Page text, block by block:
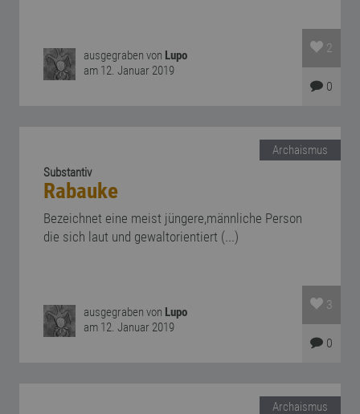
ausgegraben von Lupo
am 12. Januar 2019
2
0
Archaismus
Substantiv
Rabauke
Bezeichnet eine meist jüngere,männliche Person
die sich laut und gewaltorientiert (...)
ausgegraben von Lupo
am 12. Januar 2019
3
0
Archaismus